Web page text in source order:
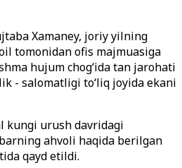
Xamaney, joriy yilning
tomonidan ofis majmuasiga
hujum chog‘ida tan jarohati
- salomatligi to‘liq joyidaekani
kungi urush davridagi
ahvoli haqida berilgan
qayd etildi.